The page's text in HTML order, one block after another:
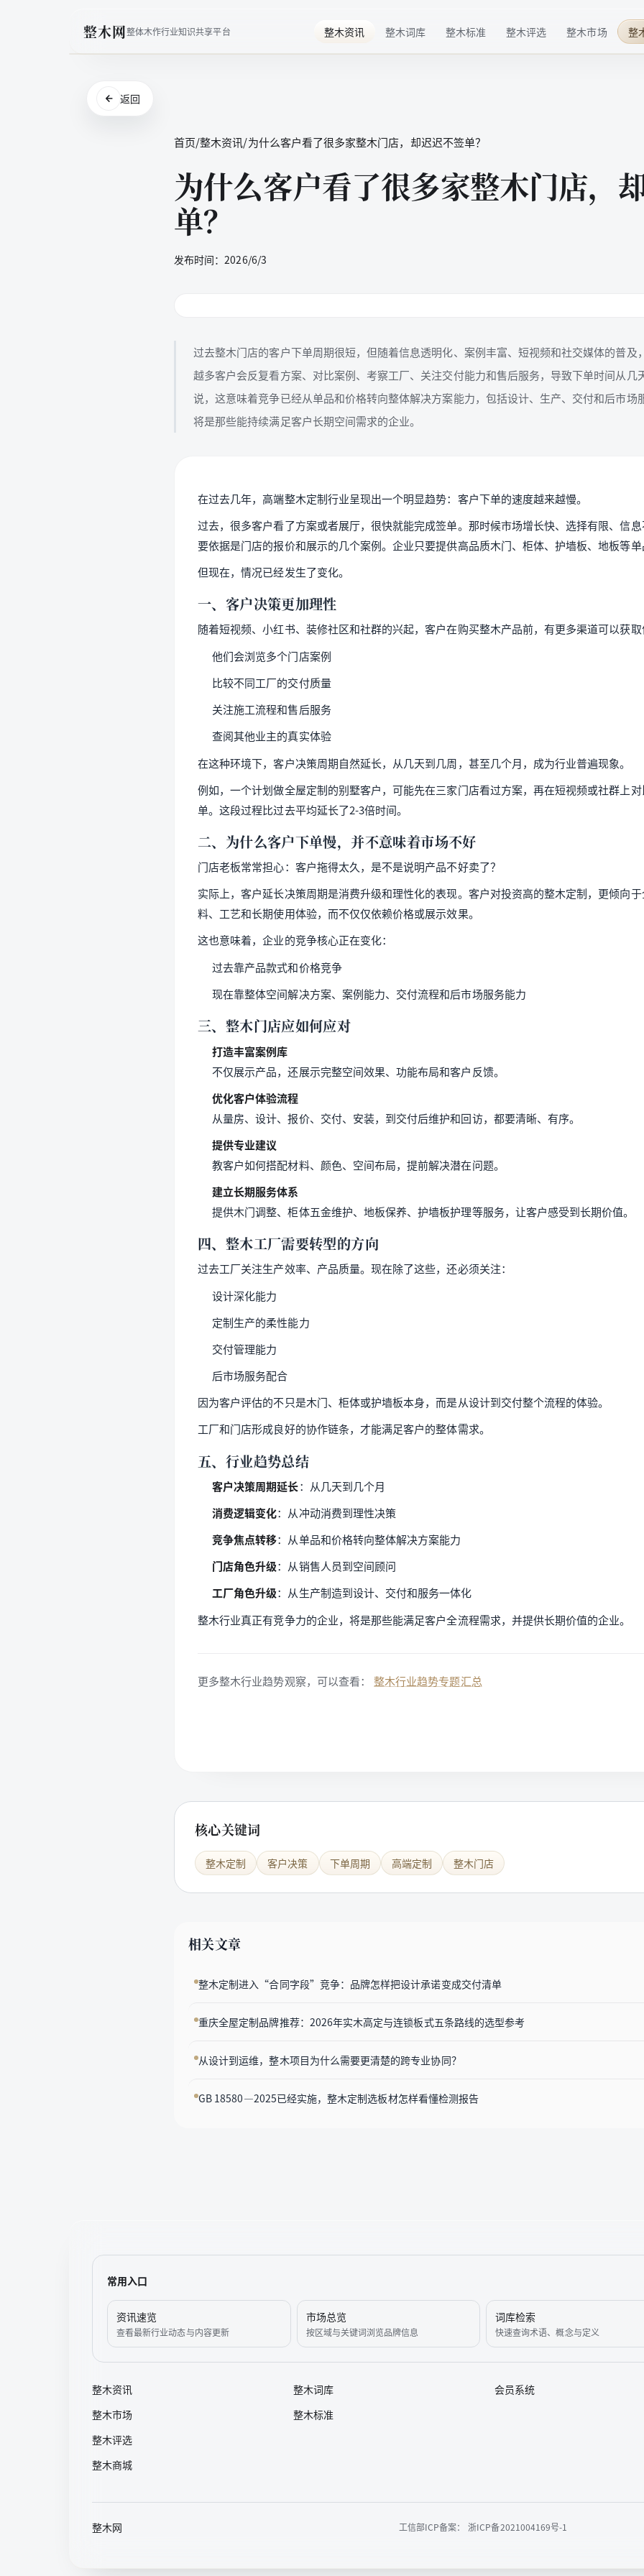
整木网整体木作行业知识共享平台 整木资讯
行业活动
整木后市场
整木词库
品牌百科
高定生活
整木标准
标准共建
整木评选 整木市场 整
返回
首页/整木资讯/为什么客户看了很多家整木门店，却迟迟不签单？
为什么客户看了很多家整木门店，
单？
发布时间：2026/6/3
过去整木门店的客户下单周期很短，但随着信息透明化、案例丰富、短视频和社交媒体的普及
越多客户会反复看方案、对比案例、考察工厂、关注交付能力和售后服务，导致下单时间从几
说，这意味着竞争已经从单品和价格转向整体解决方案能力，包括设计、生产、交付和后市场
将是那些能持续满足客户长期空间需求的企业。
在过去几年，高端整木定制行业呈现出一个明显趋势：客户下单的速度越来越慢。
过去，很多客户看了方案或者展厅，很快就能完成签单。那时候市场增长快、选择有限、信
要依据是门店的报价和展示的几个案例。企业只要提供高品质木门、柜体、护墙板、地板等
但现在，情况已经发生了变化。
一、客户决策更加理性
随着短视频、小红书、装修社区和社群的兴起，客户在购买整木产品前，有更多渠道可以获
他们会浏览多个门店案例
比较不同工厂的交付质量
关注施工流程和售后服务
查阅其他业主的真实体验
在这种环境下，客户决策周期自然延长，从几天到几周，甚至几个月，成为行业普遍现象。
例如，一个计划做全屋定制的别墅客户，可能先在三家门店看过方案，再在短视频或社群上
单。这段过程比过去平均延长了2-3倍时间。
二、为什么客户下单慢，并不意味着市场不好
门店老板常常担心：客户拖得太久，是不是说明产品不好卖了？
实际上，客户延长决策周期是消费升级和理性化的表现。客户对投资高的整木定制，更倾向
料、工艺和长期使用体验，而不仅仅依赖价格或展示效果。
这也意味着，企业的竞争核心正在变化：
过去靠产品款式和价格竞争
现在靠整体空间解决方案、案例能力、交付流程和后市场服务能力
三、整木门店应如何应对
打造丰富案例库
不仅展示产品，还展示完整空间效果、功能布局和客户反馈。
优化客户体验流程
从量房、设计、报价、交付、安装，到交付后维护和回访，都要清晰、有序。
提供专业建议
教客户如何搭配材料、颜色、空间布局，提前解决潜在问题。
建立长期服务体系
提供木门调整、柜体五金维护、地板保养、护墙板护理等服务，让客户感受到长期价值。
四、整木工厂需要转型的方向
过去工厂关注生产效率、产品质量。现在除了这些，还必须关注：
设计深化能力
定制生产的柔性能力
交付管理能力
后市场服务配合
因为客户评估的不只是木门、柜体或护墙板本身，而是从设计到交付整个流程的体验。
工厂和门店形成良好的协作链条，才能满足客户的整体需求。
五、行业趋势总结
客户决策周期延长：从几天到几个月
消费逻辑变化：从冲动消费到理性决策
竞争焦点转移：从单品和价格转向整体解决方案能力
门店角色升级：从销售人员到空间顾问
工厂角色升级：从生产制造到设计、交付和服务一体化
整木行业真正有竞争力的企业，将是那些能满足客户全流程需求，并提供长期价值的企业。
更多整木行业趋势观察，可以查看： 整木行业趋势专题汇总
核心关键词
整木定制 客户决策 下单周期 高端定制 整木门店
相关文章
整木定制进入“合同字段”竞争：品牌怎样把设计承诺变成交付清单
重庆全屋定制品牌推荐：2026年实木高定与连锁板式五条路线的选型参考
从设计到运维，整木项目为什么需要更清楚的跨专业协同？
GB 18580—2025已经实施，整木定制选板材怎样看懂检测报告
常用入口
资讯速览
查看最新行业动态与内容更新
市场总览
按区域与关键词浏览品牌信息
词库检索
快速查询术语、概念与定义
整木资讯
整木市场
整木评选
整木商城
整木词库
整木标准
会员系统
整木网 工信部ICP备案： 浙ICP备2021004169号-1